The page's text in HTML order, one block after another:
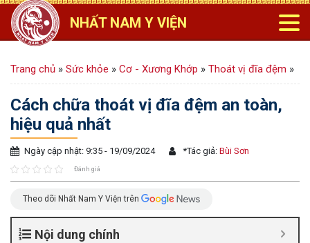
NHẤT NAM Y VIỆN
Trang chủ » Sức khỏe » Cơ - Xương Khớp » Thoát vị đĩa đệm »
Cách chữa thoát vị đĩa đệm an toàn,
hiệu quả nhất
Ngày cập nhật: 9:35 - 19/09/2024 *Tác giả: Bùi Sơn
Đánh giá
Theo dõi Nhất Nam Y Viện trên
Nội dung chính